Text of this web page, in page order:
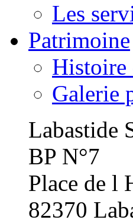
Les
Patrimoine
Histoire
Galerie
Labastide
BP N°7
Place de l
82370